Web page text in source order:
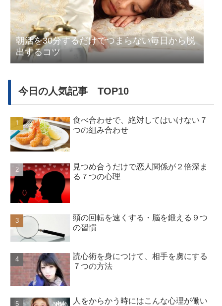
朝活を30分するだけでつまらない毎日から脱
出するコツ
今日の人気記事 TOP10
食べ合わせで、絶対してはいけない７
つの組み合わせ
見つめ合うだけで恋人関係が２倍深ま
る７つの心理
頭の回転を速くする・脳を鍛える９つ
の習慣
読心術を身につけて、相手を虜にする
７つの方法
人をからかう時にはこんな心理が働い